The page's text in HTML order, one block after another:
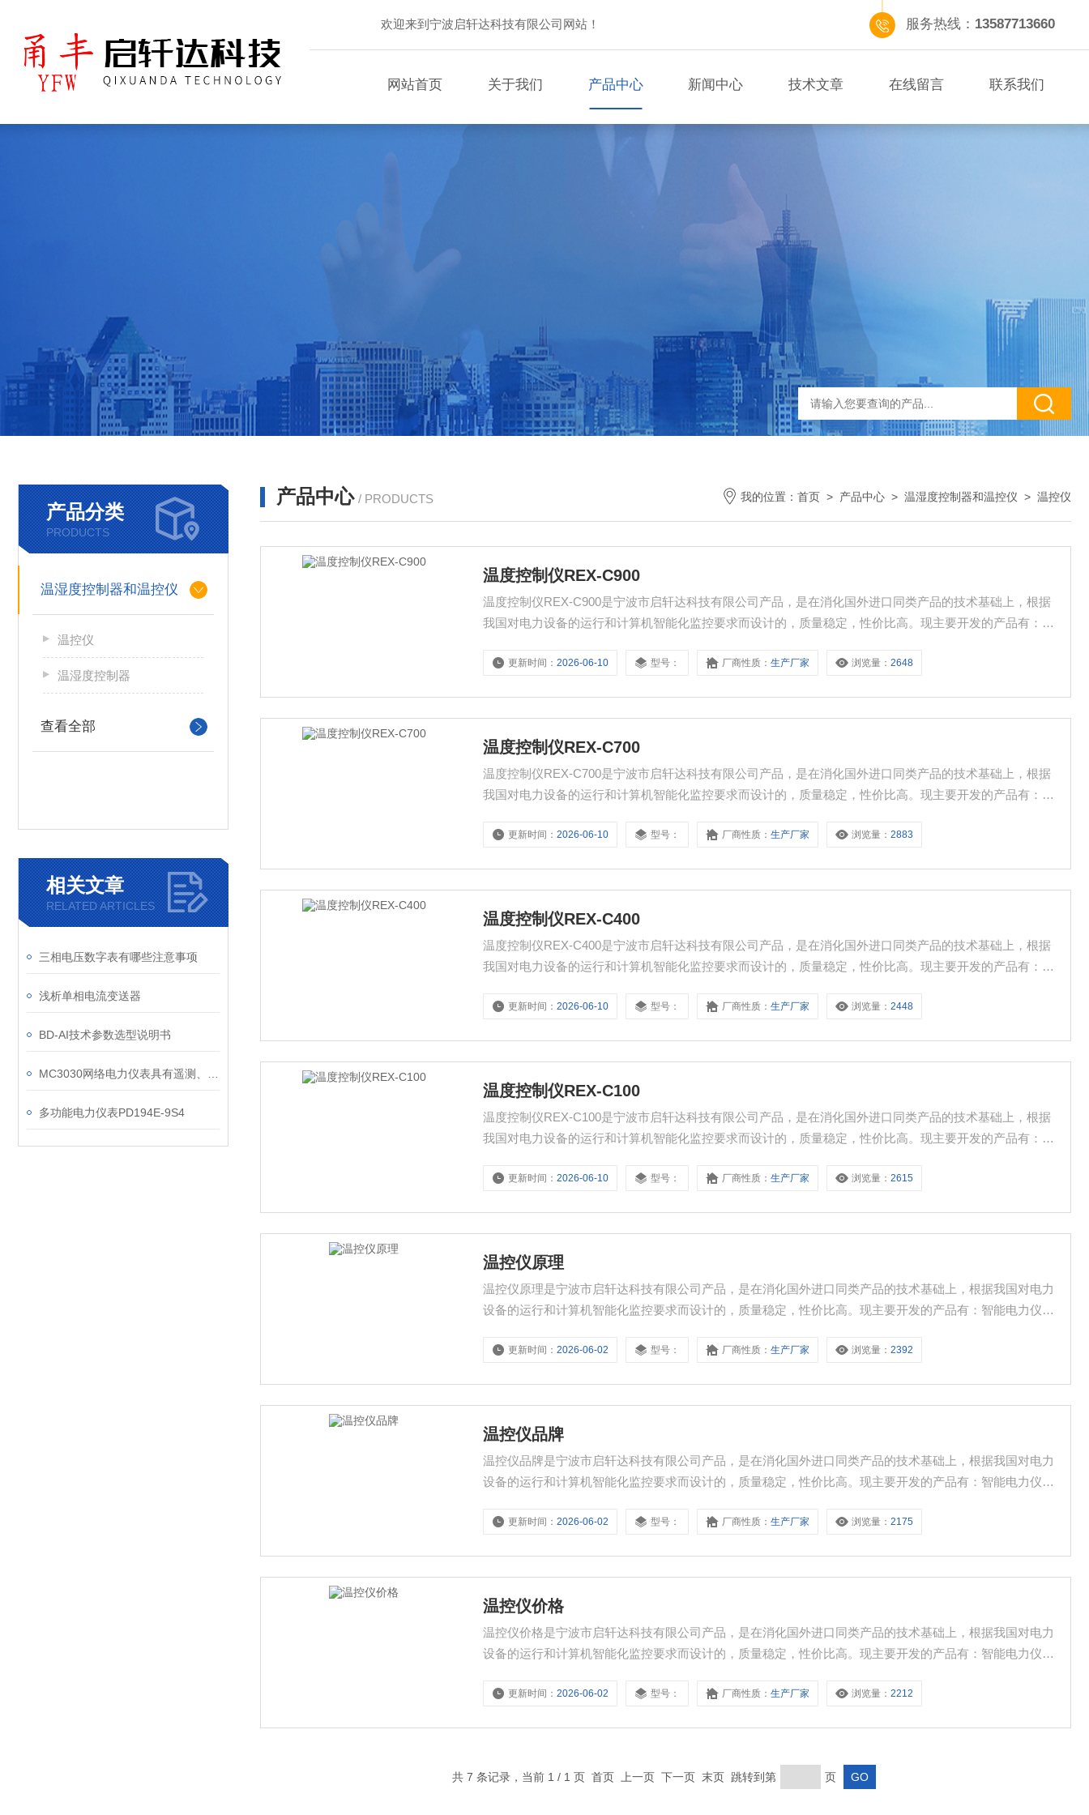
欢迎来到宁波启轩达科技有限公司网站！ 服务热线： 13587713660
网站首页 关于我们 产品中心 新闻中心 技术文章 在线留言 联系我们
产品分类
PRODUCTS
温湿度控制器和温控仪
温控仪
温湿度控制器
查看全部
相关文章
RELATED ARTICLES
三相电压数字表有哪些注意事项
浅析单相电流变送器
BD-AI技术参数选型说明书
多功能电力仪表PD194E-9S4
产品中心 / PRODUCTS 我的位置： 首页 > 产品中心 > 温湿度控制器和温控仪 > 温控仪
温度控制仪REX-C900
温度控制仪REX-C900是宁波市启轩达科技有限公司产品，是在消化国外进口同类产品的技术基础上，根据
我国对电力设备的运行和计算机智能化监控要求而设计的，质量稳定，性价比高。现主要开发的产品有：智
CPS控制与保护开关、负荷隔离开关、真空断路器、高低压成套开关柜其相关附件等，质量过硬，欢迎新老
更新时间：2026-06-10 型号： 厂商性质：生产厂家 浏览量：2648
温度控制仪REX-C700
温度控制仪REX-C700是宁波市启轩达科技有限公司产品，是在消化国外进口同类产品的技术基础上，根据
我国对电力设备的运行和计算机智能化监控要求而设计的，质量稳定，性价比高。现主要开发的产品有：智
CPS控制与保护开关、负荷隔离开关、真空断路器、高低压成套开关柜其相关附件等，质量过硬，欢迎新老
更新时间：2026-06-10 型号： 厂商性质：生产厂家 浏览量：2883
温度控制仪REX-C400
温度控制仪REX-C400是宁波市启轩达科技有限公司产品，是在消化国外进口同类产品的技术基础上，根据
我国对电力设备的运行和计算机智能化监控要求而设计的，质量稳定，性价比高。现主要开发的产品有：智
CPS控制与保护开关、负荷隔离开关、真空断路器、高低压成套开关柜其相关附件等，质量过硬，欢迎新老
更新时间：2026-06-10 型号： 厂商性质：生产厂家 浏览量：2448
温度控制仪REX-C100
温度控制仪REX-C100是宁波市启轩达科技有限公司产品，是在消化国外进口同类产品的技术基础上，根据
我国对电力设备的运行和计算机智能化监控要求而设计的，质量稳定，性价比高。现主要开发的产品有：智
CPS控制与保护开关、负荷隔离开关、真空断路器、高低压成套开关柜其相关附件等，质量过硬，欢迎新老
更新时间：2026-06-10 型号： 厂商性质：生产厂家 浏览量：2615
温控仪原理
温控仪原理是宁波市启轩达科技有限公司产品，是在消化国外进口同类产品的技术基础上，根据我国对电力
设备的运行和计算机智能化监控要求而设计的，质量稳定，性价比高。现主要开发的产品有：智能电力仪
与保护开关、负荷隔离开关、真空断路器、高低压成套开关柜其相关附件等，质量过硬，欢迎新老客户采购!
更新时间：2026-06-02 型号： 厂商性质：生产厂家 浏览量：2392
温控仪品牌
温控仪品牌是宁波市启轩达科技有限公司产品，是在消化国外进口同类产品的技术基础上，根据我国对电力
设备的运行和计算机智能化监控要求而设计的，质量稳定，性价比高。现主要开发的产品有：智能电力仪
与保护开关、负荷隔离开关、真空断路器、高低压成套开关柜其相关附件等，质量过硬，欢迎新老客户采购!
更新时间：2026-06-02 型号： 厂商性质：生产厂家 浏览量：2175
温控仪价格
温控仪价格是宁波市启轩达科技有限公司产品，是在消化国外进口同类产品的技术基础上，根据我国对电力
设备的运行和计算机智能化监控要求而设计的，质量稳定，性价比高。现主要开发的产品有：智能电力仪
与保护开关、负荷隔离开关、真空断路器、高低压成套开关柜其相关附件等，质量过硬，欢迎新老客户采购!
更新时间：2026-06-02 型号： 厂商性质：生产厂家 浏览量：2212
共 7 条记录，当前 1 / 1 页 首页 上一页 下一页 末页 跳转到第 页